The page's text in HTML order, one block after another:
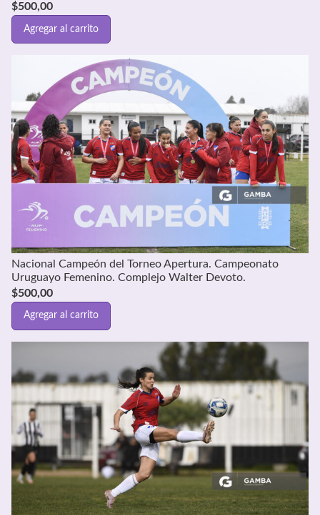
$500,00
Agregar al carrito
Nacional Campeón del Torneo Apertura. Campeonato
Uruguayo Femenino. Complejo Walter Devoto.
$500,00
Agregar al carrito